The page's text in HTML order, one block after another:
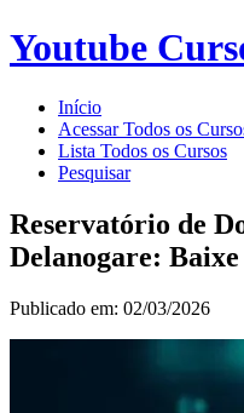
Youtube
Início
Acessar Todos os
Lista Todos os Cursos
Pesquisar
Reservatório de
Delanogare:
Publicado em: 02/03/2026